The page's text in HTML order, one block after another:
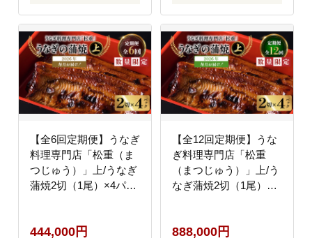
【全6回定期便】うなぎ
料理専門店「松重（ま
つじゅう）」上/うなぎ
蒲焼2切（1尾）×4パッ
444,000円
【全12回定期便】うな
ぎ料理専門店「松重
（まつじゅう）」上/う
なぎ蒲焼2切（1尾）×4
888,000円